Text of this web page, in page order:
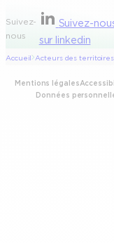
Suivez-
nous
Suivez-
sur linkedin
Accueil Acteurs des territoires
Mentions légales
Données